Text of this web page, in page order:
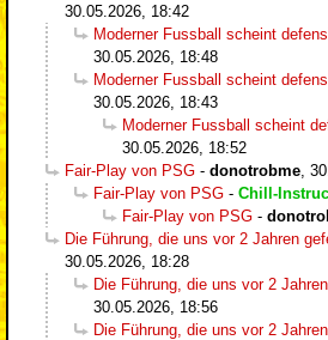
30.05.2026, 18:42
Moderner Fussball scheint
30.05.2026, 18:48
Moderner Fussball scheint
30.05.2026, 18:43
Moderner Fussball scheint
30.05.2026, 18:52
Fair-Play von PSG - donotrobme
Fair-Play von PSG - Chill-
Fair-Play von PSG -
Die Führung, die uns vor 2 Jahren
30.05.2026, 18:28
Die Führung, die uns vor 2
30.05.2026, 18:56
Die Führung, die uns vor 2